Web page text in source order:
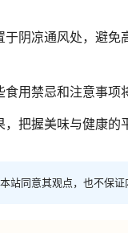
阴凉通风处，避免
用禁忌和注意事
把握美味与健康的
站同意其观点，也不保证